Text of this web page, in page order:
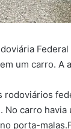
um carro. A
carro
porta-